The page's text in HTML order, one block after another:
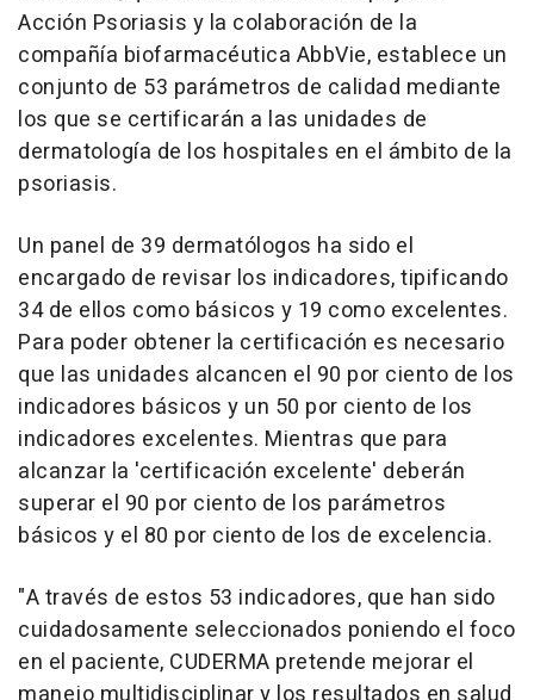
Acción Psoriasis y la colaboración de la
compañía biofarmacéutica AbbVie, establece un
conjunto de 53 parámetros de calidad mediante
los que se certificarán a las unidades de
dermatología de los hospitales en el ámbito de la
psoriasis.
Un panel de 39 dermatólogos ha sido el
encargado de revisar los indicadores, tipificando
34 de ellos como básicos y 19 como excelentes.
Para poder obtener la certificación es necesario
que las unidades alcancen el 90 por ciento de los
indicadores básicos y un 50 por ciento de los
indicadores excelentes. Mientras que para
alcanzar la 'certificación excelente' deberán
superar el 90 por ciento de los parámetros
básicos y el 80 por ciento de los de excelencia.
"A través de estos 53 indicadores, que han sido
cuidadosamente seleccionados poniendo el foco
en el paciente, CUDERMA pretende mejorar el